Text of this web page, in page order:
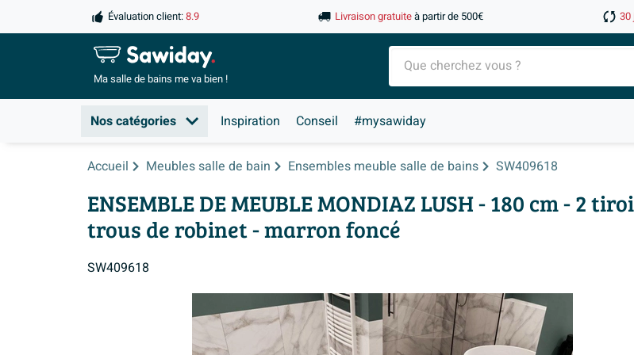
Évaluation client:8.9 Livraison gratuiteà partir de 500€ 30
Ma salle debains me va bien !
Nos catégories Inspiration Conseil #mysawiday
Accueil Meubles salle de bain Ensembles meuble salle de bains SW409618
ENSEMBLE DE MEUBLE MONDIAZ LUSH - 180 cm - 2
trous de robinet - marron foncé
SW409618